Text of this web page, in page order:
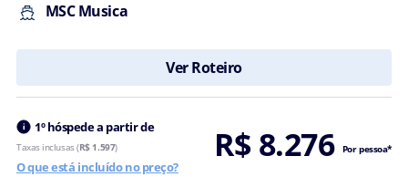
MSC Musica
Ver Roteiro
1º hóspede a partir de R$ 8.276 Por pessoa*
Taxas inclusas (R$ 1.597)
O que está incluído no preço?